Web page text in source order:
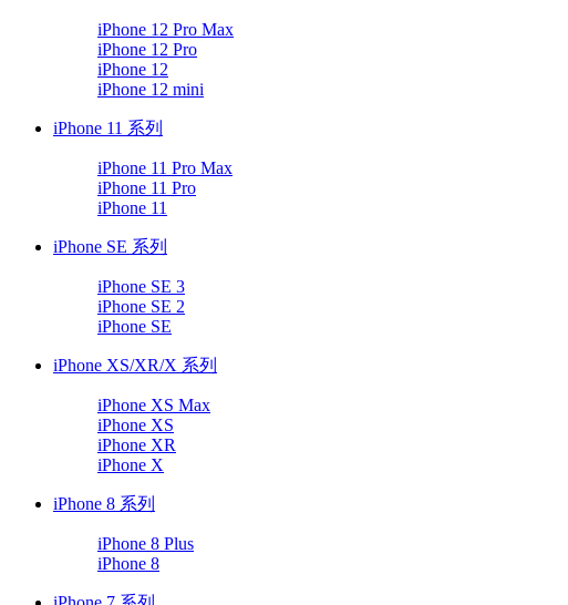
iPhone 12 Pro Max
iPhone 12 Pro
iPhone 12
iPhone 12 mini
iPhone 11 系列
iPhone 11 Pro Max
iPhone 11 Pro
iPhone 11
iPhone SE 系列
iPhone SE 3
iPhone SE 2
iPhone SE
iPhone XS/XR/X 系列
iPhone XS Max
iPhone XS
iPhone XR
iPhone X
iPhone 8 系列
iPhone 8 Plus
iPhone 8